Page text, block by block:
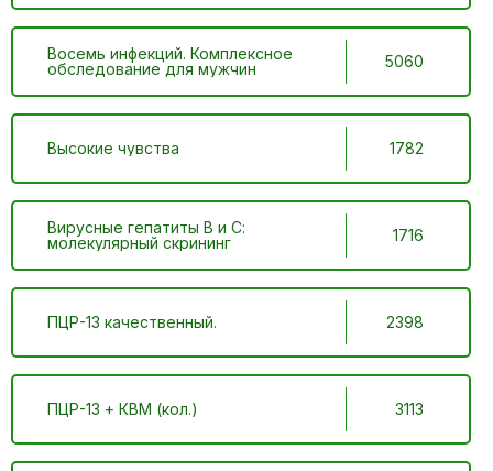
Восемь инфекций. Комплексное
обследование для мужчин
5060
Высокие чувства 1782
Вирусные гепатиты В и С:
молекулярный скрининг
1716
ПЦР-13 качественный. 2398
ПЦР-13 + КВМ (кол.) 3113